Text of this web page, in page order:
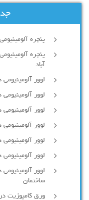
پنجره
پنجره
آباد
لوور
لوور آلومینیومی
لوور آلومینیومی
لوور آلومینیومی
لوور
لوور آلومينيومي
لوور
ساختمان
ورق کامپوزیت در